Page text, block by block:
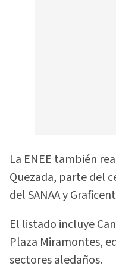
La ENEE también
Quezada, parte del
del SANAA y
El listado incluye
Plaza Miramontes,
sectores aledaños.